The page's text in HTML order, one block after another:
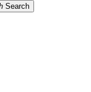
Search